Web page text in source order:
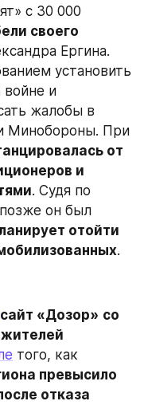
с 30 000
своего
Ергина.
установить
и
жалобы в
Минобороны. При
от
. Судя по
он был
отойти
.
сайт «Дозор» со
превысило
отказа